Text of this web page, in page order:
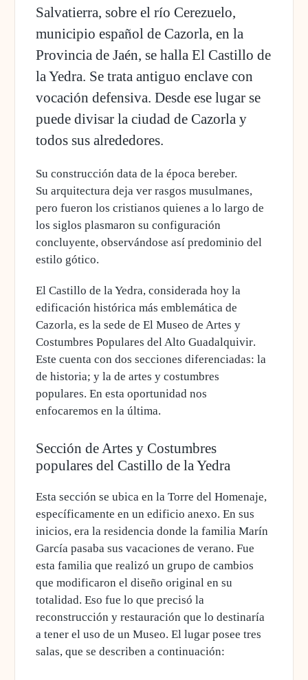
Salvatierra, sobre el río Cerezuelo,
municipio español de Cazorla, en la
Provincia de Jaén, se halla El Castillo de
la Yedra. Se trata antiguo enclave con
vocación defensiva. Desde ese lugar se
puede divisar la ciudad de Cazorla y
todos sus alrededores.
Su construcción data de la época bereber.
Su arquitectura deja ver rasgos musulmanes,
pero fueron los cristianos quienes a lo largo de
los siglos plasmaron su configuración
concluyente, observándose así predominio del
estilo gótico.
El Castillo de la Yedra, considerada hoy la
edificación histórica más emblemática de
Cazorla,es la sede de ElMuseo de Artes y
Costumbres Populares del Alto Guadalquivir.
Este cuenta con dos secciones diferenciadas: la
de historia; y la de artes y costumbres
populares. En esta oportunidad nos
enfocaremos en la última.
Sección de Artes y Costumbres
populares del Castillo de la Yedra
Esta sección se ubica en la Torre del Homenaje,
específicamente en un edificio anexo. En sus
inicios, era la residencia donde la familia Marín
García pasaba sus vacaciones de verano. Fue
esta familia que realizó un grupo de cambios
que modificaron el diseño original en su
totalidad. Eso fue lo que precisó la
reconstrucción y restauración que lo destinaría
a tener el uso de un Museo.El lugar posee tres
salas, que se describen a continuación: